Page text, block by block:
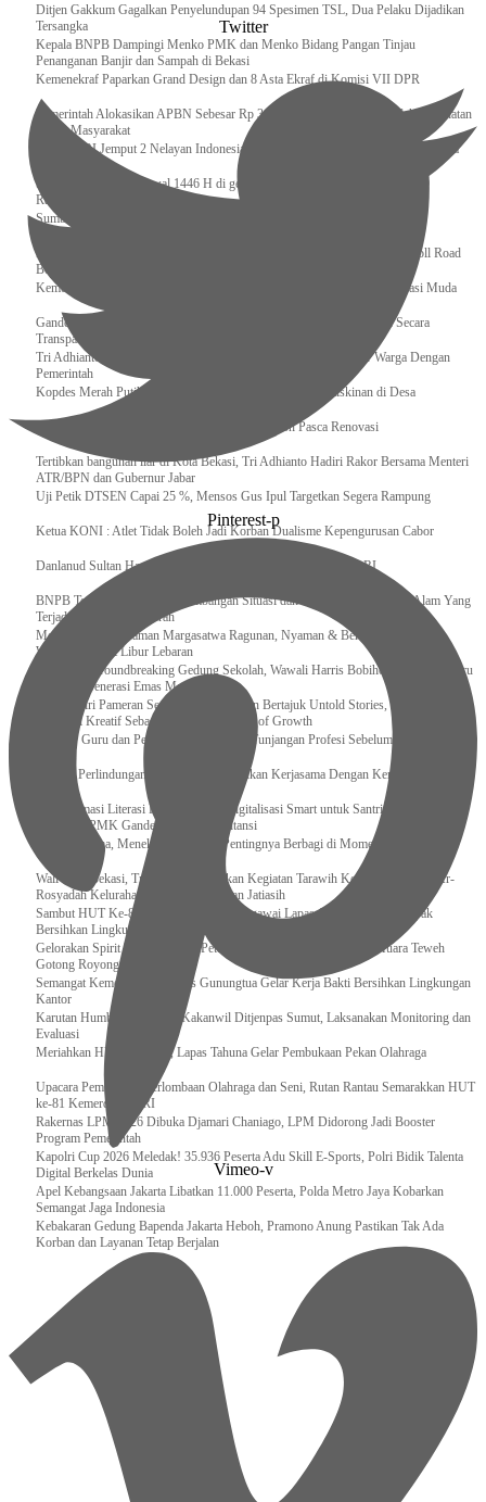
Ditjen Gakkum Gagalkan Penyelundupan 94 Spesimen TSL, Dua Pelaku Dijadikan
Tersangka
Kepala BNPB Dampingi Menko PMK dan Menko Bidang Pangan Tinjau
Penanganan Banjir dan Sampah di Bekasi
Kemenekraf Paparkan Grand Design dan 8 Asta Ekraf di Komisi VII DPR
Pemerintah Alokasikan APBN Sebesar Rp 3,4 Triliun untuk Program Cek Kesehatan
Gratis Masyarakat
Bakamla RI Jemput 2 Nelayan Indonesia di Perbatasan Terluar Indonesia Malaysia
Sidang Isbat Awal Syawal 1446 H di gelar oleh Kementerian Agama pada 29
Ramadan
Sumber Daya Adalah Tantangan Penanganan Darurat Bencana di Daerah
Dukung Kelancaran Lalu Lintas Libur Idul Fitri 1446h / 2025m, Waskita Toll Road
Berlakukan Diskon Tarif Sebesar 20%
Kemenekraf – Kemeninves Perkuat Sinergi Demi Lapangan Kerja Generasi Muda
Gandeng KPK , Gus Ipul Memastikan Penyaluran Bansos Dilakukan Secara
Transparan dan Tepat Sasaran
Tri Adhianto Katakan : Tarling Sebagai Sarana Komunikasi Antar Warga Dengan
Pemerintah
Kopdes Merah Putih Instrumen Penting Pengentasan Kemiskinan di Desa
Presiden, Prabowo Subianto Resmikan 17 Stadion Pasca Renovasi
Tertibkan bangunan liar di Kota Bekasi, Tri Adhianto Hadiri Rakor Bersama Menteri
ATR/BPN dan Gubernur Jabar
Uji Petik DTSEN Capai 25 %, Mensos Gus Ipul Targetkan Segera Rampung
Ketua KONI : Atlet Tidak Boleh Jadi Korban Dualisme Kepengurusan Cabor
Danlanud Sultan Hasanuddin Ikuti Exit Meeting Bersama BPK RI
BNPB Terus Memantau Perkembangan Situasi dan Penanganan Bencana Alam Yang
Terjadi di Beberapa Daerah
Menpar Pastikan Taman Margasatwa Ragunan, Nyaman & Bersih di Kunjungi
Wisatawan Saat Libur Lebaran
Resmikan Groundbreaking Gedung Sekolah, Wawali Harris Bobihoe : Tonggak Baru
Ciptakan Generasi Emas Masa Depan
Menghadiri Pameran Seni Meiro Collection Bertajuk Untold Stories, Irene Umar :
Ekonomi Kreatif Sebagai The New Engine of Growth
120.067 Guru dan Pengawas PAI Terima Tunjangan Profesi Sebelum Lebaran
Perkuat Perlindungan KI Kemenkum Sahkan Kerjasama Dengan Kemenbud
Transformasi Literasi Keuangan dan Digitalisasi Smart untuk Santri Produktif
Kemenko PMK Gandeng Beberapa Intansi
Peduli Sesama, Menekraf Tekankan Pentingnya Berbagi di Momen Ramadan
Wali Kota Bekasi, Tri Adhianto Lakukan Kegiatan Tarawih Keliling di Masjid Ar-
Rosyadah Kelurahan Jatirasa Kecamatan Jatiasih
Sambut HUT Ke-81 Kemerdekaan RI, Pegawai Lapas Gunungsitoli Kompak
Bersihkan Lingkungan Kantor
Gelorakan Spirit Kemerdekaan, Petugas dan Warga Binaan Lapas Muara Teweh
Gotong Royong Kurve Masjid
Semangat Kemerdekaan, Lapas Gunungtua Gelar Kerja Bakti Bersihkan Lingkungan
Kantor
Karutan Humbahas Sambut Kakanwil Ditjenpas Sumut, Laksanakan Monitoring dan
Evaluasi
Meriahkan HUT RI ke-81, Lapas Tahuna Gelar Pembukaan Pekan Olahraga
Upacara Pembukaan Perlombaan Olahraga dan Seni, Rutan Rantau Semarakkan HUT
ke-81 Kemerdekaan RI
Rakernas LPM 2026 Dibuka Djamari Chaniago, LPM Didorong Jadi Booster
Program Pemerintah
Kapolri Cup 2026 Meledak! 35.936 Peserta Adu Skill E-Sports, Polri Bidik Talenta
Digital Berkelas Dunia
Apel Kebangsaan Jakarta Libatkan 11.000 Peserta, Polda Metro Jaya Kobarkan
Semangat Jaga Indonesia
Kebakaran Gedung Bapenda Jakarta Heboh, Pramono Anung Pastikan Tak Ada
Korban dan Layanan Tetap Berjalan
Twitter
Pinterest-p
Vimeo-v